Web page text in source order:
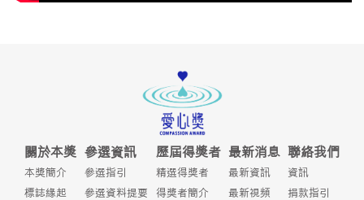
關於本獎
本獎簡介
標誌緣起
參選資訊
參選指引
參選資料提要
歷屆得獎者
精選得獎者
得獎者簡介
最新消息
最新資訊
最新視頻
聯絡我們
資訊
捐款指引